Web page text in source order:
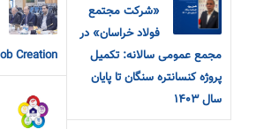
«شرکت مجتمع
فولاد خراسان» در
مجمع عمومی سالانه: تکمیل
پروژه کنسانتره سنگان تا پایان
سال ۱۴۰۳
Creation